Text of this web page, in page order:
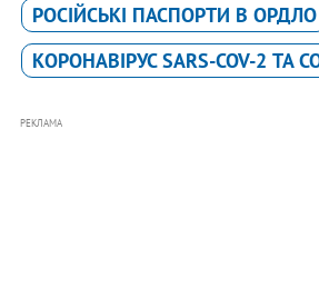
РОСІЙСЬКІ ПАСПОРТИ В ОРДЛО
КОРОНАВІРУС SARS-COV-2 ТА
РЕКЛАМА